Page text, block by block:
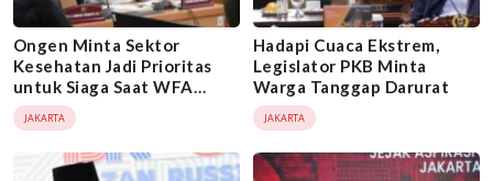
Ongen Minta Sektor
Kesehatan Jadi Prioritas
untuk Siaga Saat WFA
Diterapkan
JAKARTA
Hadapi Cuaca Ekstrem,
Legislator PKB Minta
Warga Tanggap Darurat
JAKARTA